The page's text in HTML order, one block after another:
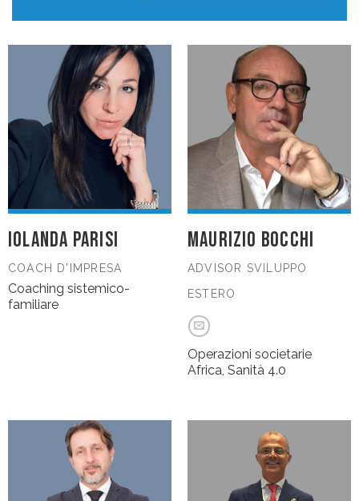
IOLANDA PARISI
COACH D'IMPRESA
Coaching sistemico-
familiare
MAURIZIO BOCCHI
ADVISOR SVILUPPO
ESTERO
Operazioni societarie
Africa, Sanità 4.0